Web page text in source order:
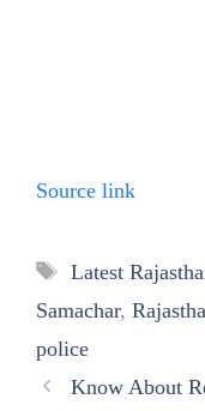
Source link
Tags
Latest
Samachar,
police
Know About